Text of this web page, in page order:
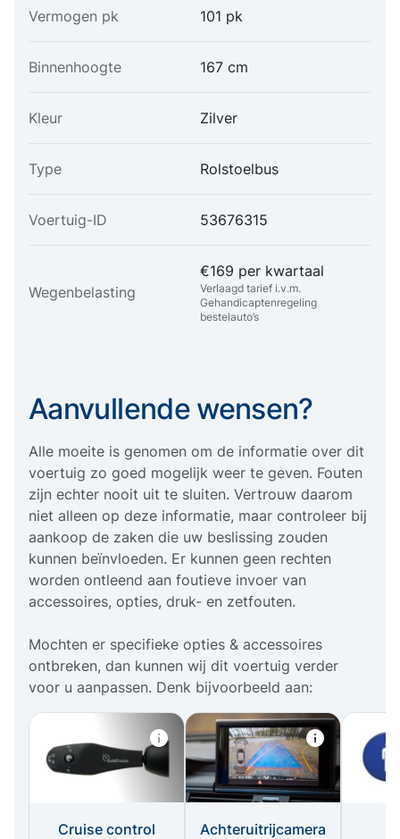
Vermogen pk 101 pk
Binnenhoogte 167 cm
Kleur Zilver
Type Rolstoelbus
Voertuig-ID 53676315
Wegenbelasting
€169 per kwartaal
Verlaagd tarief i.v.m.
Gehandicaptenregeling
bestelauto’s
Aanvullende wensen?
Alle moeite is genomen om de informatie over dit
voertuig zo goed mogelijk weer te geven. Fouten
zijn echter nooit uit te sluiten. Vertrouw daarom
niet alleen op deze informatie, maar controleer bij
aankoop de zaken die uw beslissing zouden
kunnen beïnvloeden. Er kunnen geen rechten
worden ontleend aan foutieve invoer van
accessoires, opties, druk- en zetfouten.
Mochten er specifieke opties & accessoires
ontbreken, dan kunnen wij dit voertuig verder
voor u aanpassen. Denk bijvoorbeeld aan:
Cruise control Achteruitrijcamera